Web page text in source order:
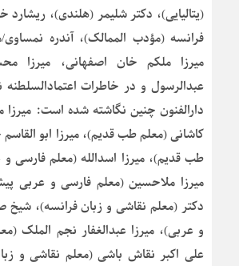
(یتالیایی)، دکتر شلیمر (هلندی)، ریشارد
فرانسه (مؤدب الممالک)، آندره نمساوی/
میرزا ملکم خان اصفهانی، میرزا
عبدالرسول و در خاطرات اعتمادالسلطنه
دارالفنون چنین نگاشته شده است:
کاشانی (معلم طب قدیم)، میرزا ابو
طب قدیم)، میرزا اسدالله (معلم فارسی و
میرزا ملاحسین (معلم فارسی و عربی
دکتر (معلم نقاشی و زبان فرانسه)، شیخ
و عربی)، میرزا عبدالغفار نجم الملک
علی اکبر نقاش باشی (معلم نقاشی و